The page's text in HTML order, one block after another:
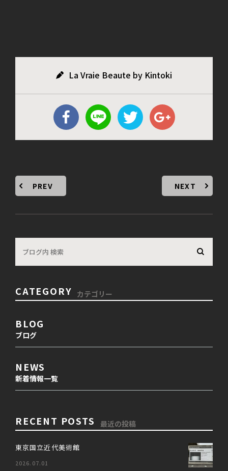
La Vraie Beaute by Kintoki
PREV NEXT
CATEGORY カテゴリー
BLOG
ブログ
NEWS
新着情報一覧
RECENT POSTS 最近の投稿
東京国立近代美術館
2026.07.01